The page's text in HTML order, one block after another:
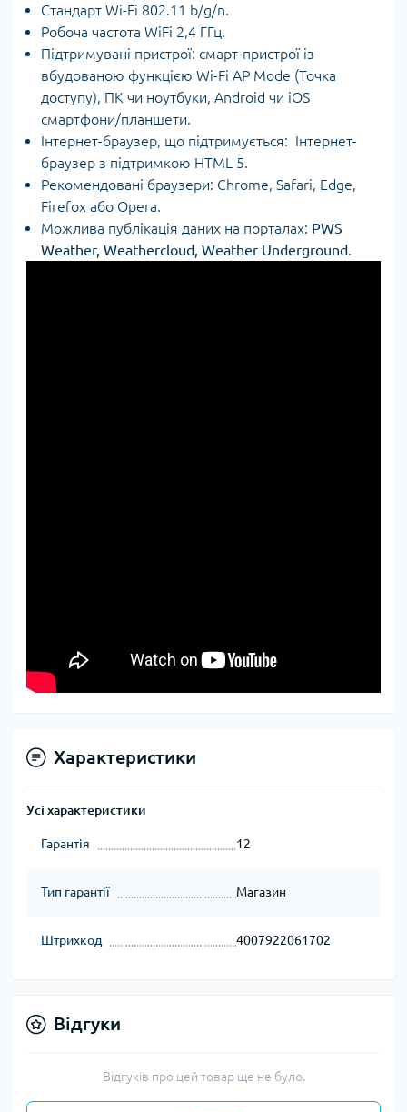
Стандарт Wi-Fi 802.11 b/g/n.
Робоча частота WiFi 2,4 ГГц.
Підтримувані пристрої: смарт-пристрої із
вбудованою функцією Wi-Fi AP Mode (Точка
доступу), ПК чи ноутбуки, Android чи iOS
смартфони/планшети.
Інтернет-браузер, що підтримується: Інтернет-
браузер з підтримкою HTML 5.
Рекомендовані браузери: Chrome, Safari, Edge,
Firefox або Opera.
Можлива публікація даних на порталах: PWS
Weather, Weathercloud, Weather Underground.
Характеристики
Усі характеристики
Гарантія 12
Тип гарантії Магазин
Штрихкод 4007922061702
Відгуки
Відгуків про цей товар ще не було.